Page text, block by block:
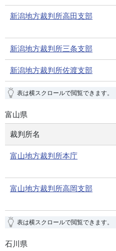
新潟地方裁判所高田支部
新潟地方裁判所三条支部
新潟地方裁判所佐渡支部
表は横スクロールで閲覧できます。
富山県
裁判所名
富山地方裁判所本庁
富山地方裁判所高岡支部
表は横スクロールで閲覧できます。
石川県